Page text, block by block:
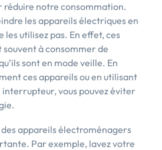
réduire notre consommation.
les appareils électriques en
les utilisez pas. En effet, ces
à consommer de
sont en mode veille. En
ces appareils ou en utilisant
vous pouvez éviter
appareils électroménagers
Par exemple, lavez votre